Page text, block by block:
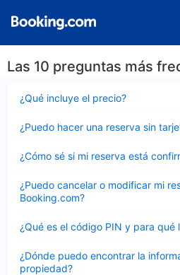
Las 10 preguntas más
¿Qué incluye el precio?
cerrado
¿Puedo hacer una reserva sin
cerrado
¿Cómo sé si mi reserva está
cerrado
¿Puedo cancelar o modificar mi
Booking.com?
cerrado
¿Qué es el código PIN y para qué
cerrado
¿Dónde puedo encontrar la
propiedad?
cerrado